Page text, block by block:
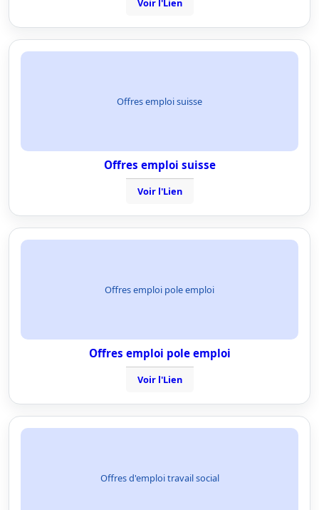
Voir l'Lien
Offres emploi suisse
Offres emploi suisse
Voir l'Lien
Offres emploi pole emploi
Offres emploi pole emploi
Voir l'Lien
Offres d'emploi travail social